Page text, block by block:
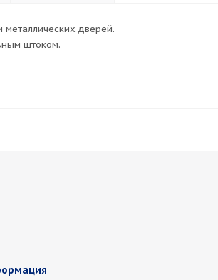
дверей.
штоком.